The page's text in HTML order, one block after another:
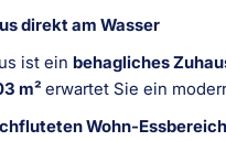
direkt am Wasser
ist ein behagliches
m² erwartet Sie ein
Wohn-Essbereich